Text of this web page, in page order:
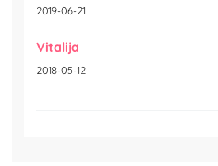
2019-06-21
Vitalija
2018-05-12